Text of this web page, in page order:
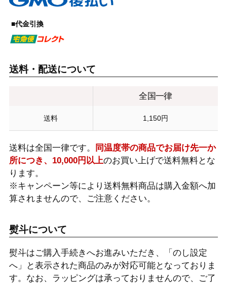
■代金引換
送料・配送について
全国一律
送料 1,150円
送料は全国一律です。
同温度帯の商品でお届け先一か
所につき、10,000円以上のお買い上げで送料無料とな
ります。
※キャンペーン等により送料無料商品は購入金額へ加
算されませんので、ご注意ください。
熨斗について
熨斗はご購入手続きへお進みいただき、「のし設定
へ」と表示された商品のみが対応可能となっておりま
す。なお、ラッピングは承っておりませんので、ご了